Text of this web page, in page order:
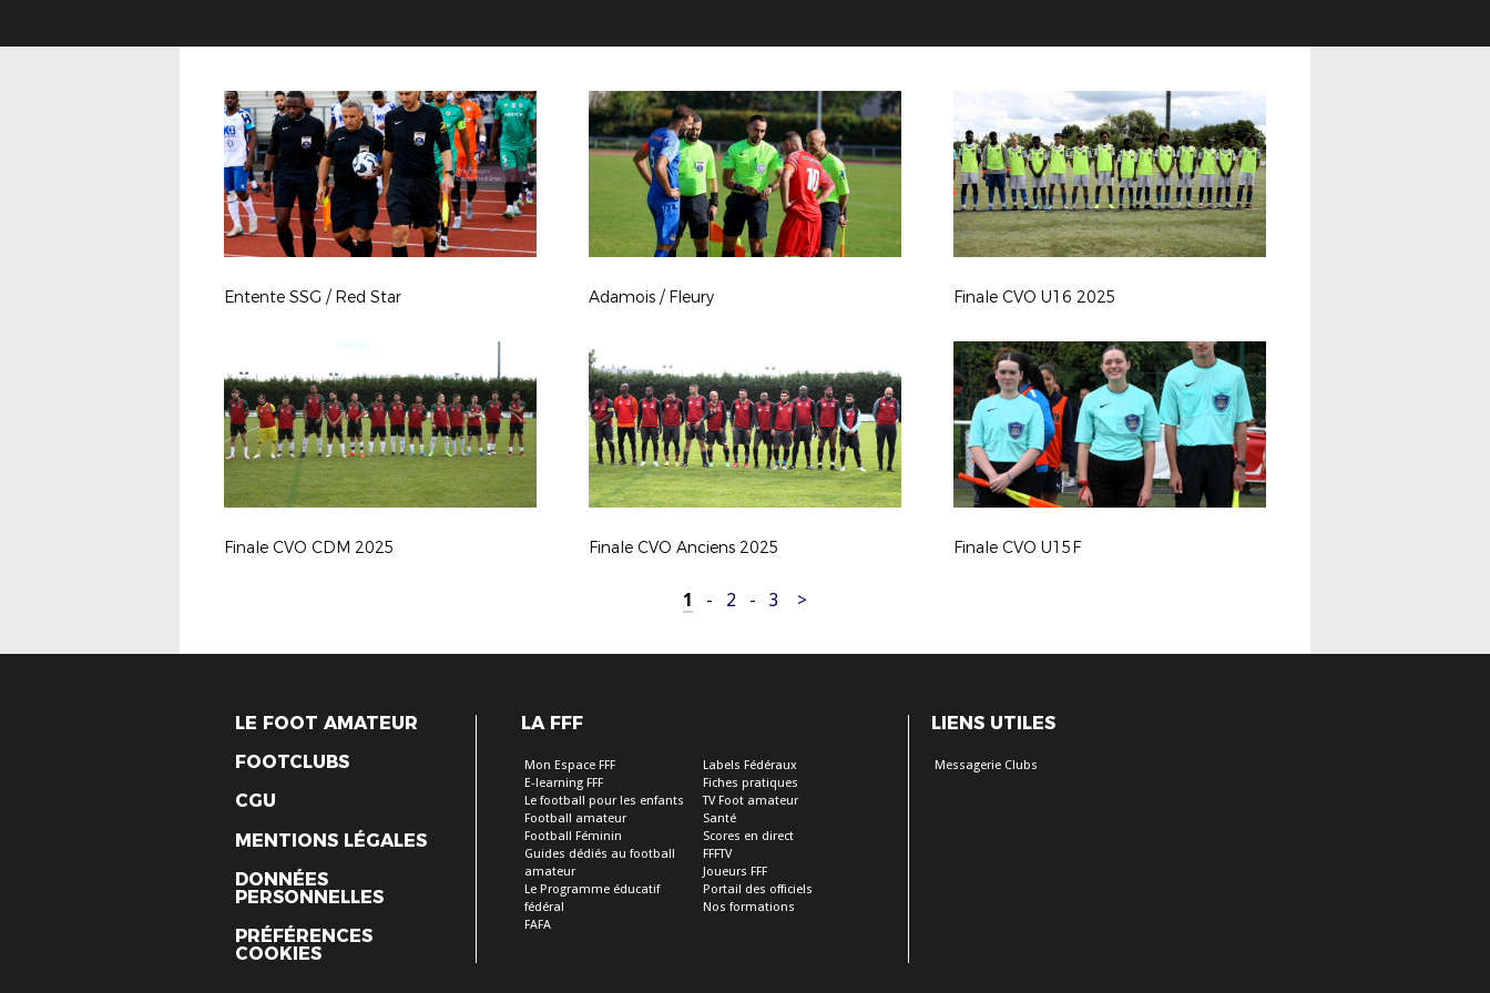
Entente SSG / Red Star Adamois / Fleury Finale CVO U16 2025
Finale CVO CDM 2025 Finale CVO Anciens 2025 Finale CVO U15F
1 - 2 - 3 >
LE FOOT AMATEUR
FOOTCLUBS
CGU
MENTIONS LÉGALES
DONNÉES
PERSONNELLES
PRÉFÉRENCES
COOKIES
LA FFF
Mon Espace FFF
E-learning FFF
Le football pour les enfants
Football amateur
Football Féminin
Guides dédiés au football
amateur
Le Programme éducatif
fédéral
FAFA
Labels Fédéraux
Fiches pratiques
TV Foot amateur
Santé
Scores en direct
FFFTV
Joueurs FFF
Portail des officiels
Nos formations
LIENS UTILES
Messagerie Clubs